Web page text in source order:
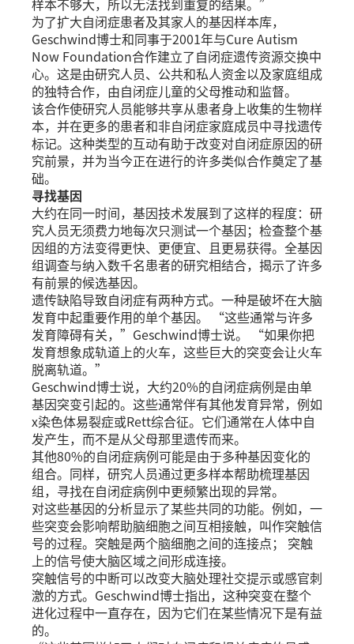
样本不够大，所以无法找到重复的结果。”
为了扩大自闭症患者及其家人的基因样本库，
Geschwind博士和同事于2001年与Cure Autism
Now Foundation合作建立了自闭症遗传资源交换中
心。这是由研究人员、公共和私人资金以及家庭组成
的独特合作，由自闭症儿童的父母推动和监督。
该合作使研究人员能够共享从患者身上收集的生物样
本，并在更多的患者和非自闭症家庭成员中寻找遗传
标记。这种类型的互动有助于改变对自闭症原因的研
究前景，并为当今正在进行的许多类似合作奠定了基
础。
寻找基因
大约在同一时间，基因技术发展到了这样的程度：研
究人员无须费力地每次只测试一个基因；检查整个基
因组的方法变得更快、更便宜、且更易获得。全基因
组调查与纳入数千名患者的研究相结合，揭示了许多
有前景的候选基因。
遗传缺陷导致自闭症有两种方式。一种是破坏在大脑
发育中起重要作用的单个基因。 “这些通常与许多
发育障碍有关，”Geschwind博士说。 “如果你把
发育想象成轨道上的火车，这些巨大的突变会让火车
脱离轨道。”
Geschwind博士说，大约20%的自闭症病例是由单
基因突变引起的。这些通常伴有其他发育异常，例如
x染色体易裂症或Rett综合征。它们通常在人体中自
发产生，而不是从父母那里遗传而来。
其他80%的自闭症病例可能是由于多种基因变化的
组合。同样，研究人员通过更多样本帮助梳理基因
组，寻找在自闭症病例中更频繁出现的异常。
对这些基因的分析显示了某些共同的功能。例如，一
些突变会影响帮助脑细胞之间互相接触，叫作突触信
号的过程。突触是两个脑细胞之间的连接点； 突触
上的信号使大脑区域之间形成连接。
突触信号的中断可以改变大脑处理社交提示或感官刺
激的方式。Geschwind博士指出，这种突变在整个
进化过程中一直存在，因为它们在某些情况下是有益
的。